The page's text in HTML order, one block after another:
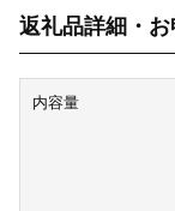
返礼品詳細・
内容量